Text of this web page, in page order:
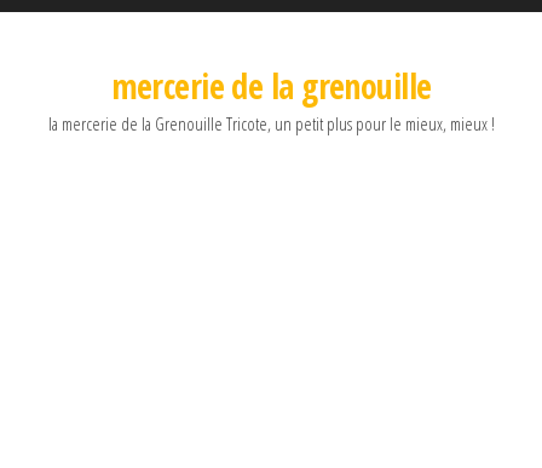
mercerie de la grenouille
la mercerie de la Grenouille Tricote, un petit plus pour le mieux, mieux !